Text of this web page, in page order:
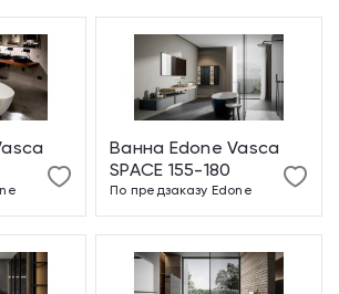
Ванна Edone Vasca
SPACE 155-180
По предзаказу Edone